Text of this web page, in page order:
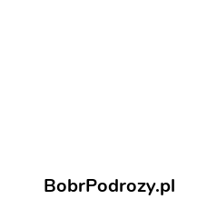
BobrPodrozy.pl